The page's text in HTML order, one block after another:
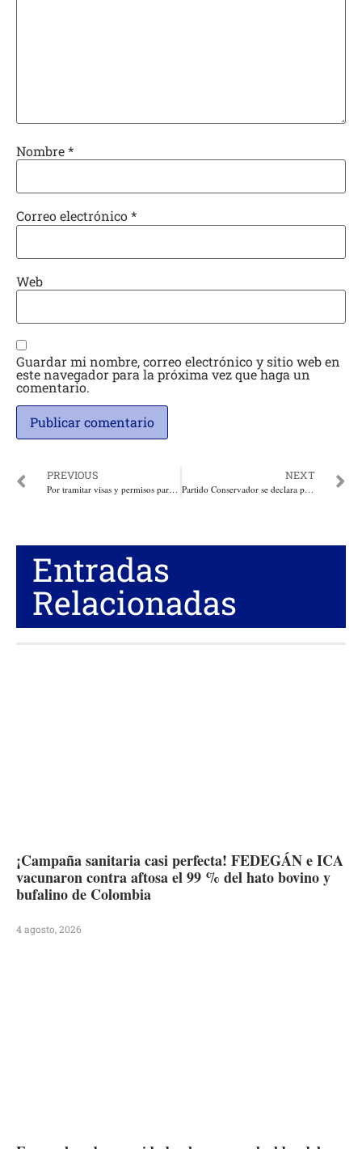
Nombre*
Correo electrónico*
Web
Guardar mi nombre, correo electrónico y sitio web en
este navegador para la próxima vez que haga un
comentario.
PREVIOUS
Por tramitar visas y permisos para migrantes de forma irregular condenan a exfuncionario de Cancillería
NEXT
Partido Conservador se declara partido independiente del régimen de Gustavo Petro
Entradas
Relacionadas
¡Campaña sanitaria casi perfecta! FEDEGÁN e ICA
vacunaron contra aftosa el 99 % del hato bovino y
bufalino de Colombia
4 agosto, 2026